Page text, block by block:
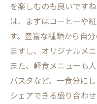
を楽しむのも良いです
は、まずはコーヒーや
す。豊富な種類から自
ますし、オリジナルメ
また、軽食メニューも
パスタなど、一食分に
シェアできる盛り合わ